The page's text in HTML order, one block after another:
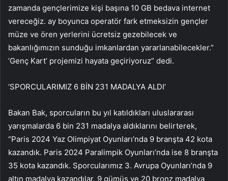
zamanda gençlerimize kişi başına 10 GB bedava internet
vereceğiz. ay boyunca operatör fark etmeksizin gençler
müze ve ören yerlerini ücretsiz gezebilecek ve
bakanlığımızın sunduğu imkanlardan yararlanabilecekler.”
‘Genç Kart’ projemizi hayata geçiriyoruz” dedi.
‘SPORCULARIMIZ 6 BİN 231 MADALYA ALDI’
Bakan Bak, sporcuların bu yıl katıldıkları uluslararası
yarışmalarda 6 bin 231 madalya aldıklarını belirterek,
“Paris 2024 Yaz Olimpiyat Oyunları’nda 9 branşta 42 kota
kazandık. Paris 2024 Paralimpik Oyunları’nda ise 8 branşta
35 kota kazandık. Sporcularımız 3. Avrupa Oyunları’nda 9
altın madalya kazandılar. 9 gümüş ve 20 bronz madalya